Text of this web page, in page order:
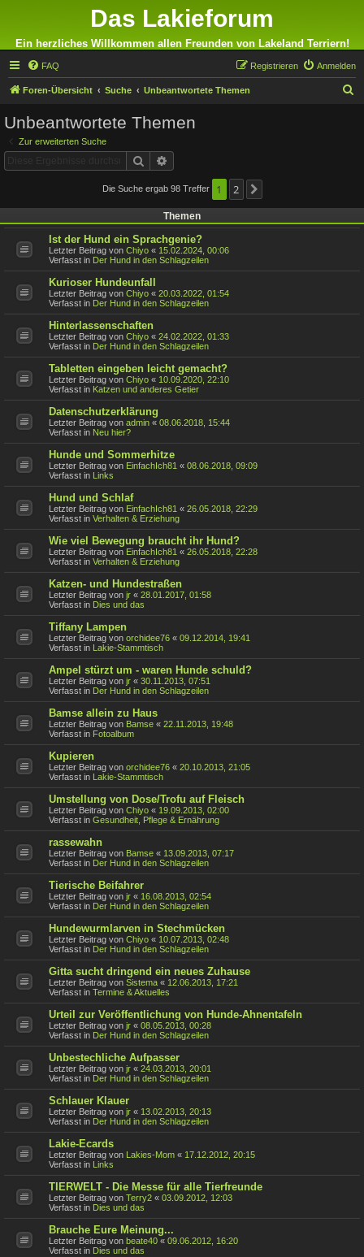
Das Lakieforum
Ein herzliches Willkommen allen Freunden von Lakeland Terriern!
FAQ Anmelden
Registrieren
Foren-Übersicht Suche Unbeantwortete Themen
Unbeantwortete Themen
Zur erweiterten Suche
Suche
Die Suche ergab 98 Treffer 1 2
Themen
Ist der Hund ein Sprachgenie?
Letzter Beitrag von Chiyo « 15.02.2024, 00:06
Verfasst in Der Hund in den Schlagzeilen
Kurioser Hundeunfall
Letzter Beitrag von Chiyo « 20.03.2022, 01:54
Verfasst in Der Hund in den Schlagzeilen
Hinterlassenschaften
Letzter Beitrag von Chiyo « 24.02.2022, 01:33
Verfasst in Der Hund in den Schlagzeilen
Tabletten eingeben leicht gemacht?
Letzter Beitrag von Chiyo « 10.09.2020, 22:10
Verfasst in Katzen und anderes Getier
Datenschutzerklärung
Letzter Beitrag von admin « 08.06.2018, 15:44
Verfasst in Neu hier?
Hunde und Sommerhitze
Letzter Beitrag von EinfachIch81 « 08.06.2018, 09:09
Verfasst in Links
Hund und Schlaf
Letzter Beitrag von EinfachIch81 « 26.05.2018, 22:29
Verfasst in Verhalten & Erziehung
Wie viel Bewegung braucht ihr Hund?
Letzter Beitrag von EinfachIch81 « 26.05.2018, 22:28
Verfasst in Verhalten & Erziehung
Katzen- und Hundestraßen
Letzter Beitrag von jr « 28.01.2017, 01:58
Verfasst in Dies und das
Tiffany Lampen
Letzter Beitrag von orchidee76 « 09.12.2014, 19:41
Verfasst in Lakie-Stammtisch
Ampel stürzt um - waren Hunde schuld?
Letzter Beitrag von jr « 30.11.2013, 07:51
Verfasst in Der Hund in den Schlagzeilen
Bamse allein zu Haus
Letzter Beitrag von Bamse « 22.11.2013, 19:48
Verfasst in Fotoalbum
Kupieren
Letzter Beitrag von orchidee76 « 20.10.2013, 21:05
Verfasst in Lakie-Stammtisch
Umstellung von Dose/Trofu auf Fleisch
Letzter Beitrag von Chiyo « 19.09.2013, 02:00
Verfasst in Gesundheit, Pflege & Ernährung
rassewahn
Letzter Beitrag von Bamse « 13.09.2013, 07:17
Verfasst in Der Hund in den Schlagzeilen
Tierische Beifahrer
Letzter Beitrag von jr « 16.08.2013, 02:54
Verfasst in Der Hund in den Schlagzeilen
Hundewurmlarven in Stechmücken
Letzter Beitrag von Chiyo « 10.07.2013, 02:48
Verfasst in Der Hund in den Schlagzeilen
Gitta sucht dringend ein neues Zuhause
Letzter Beitrag von Sistema « 12.06.2013, 17:21
Verfasst in Termine & Aktuelles
Urteil zur Veröffentlichung von Hunde-Ahnentafeln
Letzter Beitrag von jr « 08.05.2013, 00:28
Verfasst in Der Hund in den Schlagzeilen
Unbestechliche Aufpasser
Letzter Beitrag von jr « 24.03.2013, 20:01
Verfasst in Der Hund in den Schlagzeilen
Schlauer Klauer
Letzter Beitrag von jr « 13.02.2013, 20:13
Verfasst in Der Hund in den Schlagzeilen
Lakie-Ecards
Letzter Beitrag von Lakies-Mom « 17.12.2012, 20:15
Verfasst in Links
TIERWELT - Die Messe für alle Tierfreunde
Letzter Beitrag von Terry2 « 03.09.2012, 12:03
Verfasst in Dies und das
Brauche Eure Meinung...
Letzter Beitrag von beate40 « 09.06.2012, 16:20
Verfasst in Dies und das